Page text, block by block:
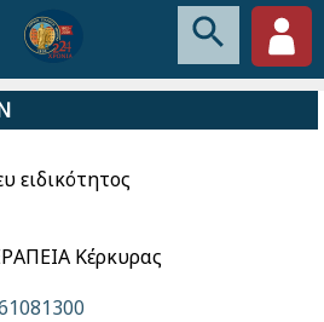
ειδικότητος
Κέρκυρας